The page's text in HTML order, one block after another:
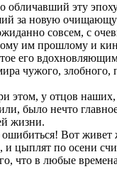
обличавший эту
за новую
совсем, с
им прошлому и
его
чужого, злобного,
этом, у отцов
было нечто
жизни.
Вот живет
цыплят по осени
что в любые